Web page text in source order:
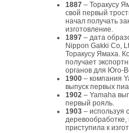
1887 – Торакусу
свой первый
начал получать
изготовление.
1897 – дата
Nippon Gakki Co,
Торакусу Ямаха.
получает
органов для Юго-
1900 – компания
выпуск первых
1902 – Yamaha
первый рояль.
1903 – используя
деревообработке,
приступила к